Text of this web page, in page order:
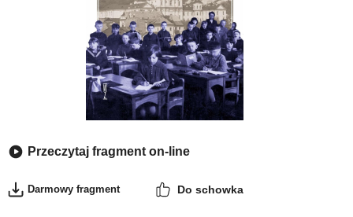
Przeczytaj fragment on-line
Darmowy fragment Do schowka